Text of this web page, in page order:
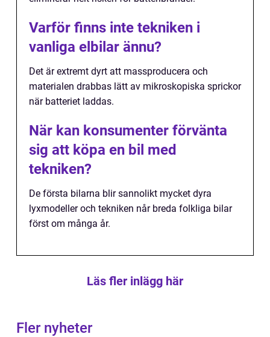
Varför finns inte tekniken i
vanliga elbilar ännu?
Det är extremt dyrt att massproducera och
materialen drabbas lätt av mikroskopiska sprickor
när batteriet laddas.
När kan konsumenter förvänta
sig att köpa en bil med
tekniken?
De första bilarna blir sannolikt mycket dyra
lyxmodeller och tekniken når breda folkliga bilar
först om många år.
Läs fler inlägg här
Fler nyheter